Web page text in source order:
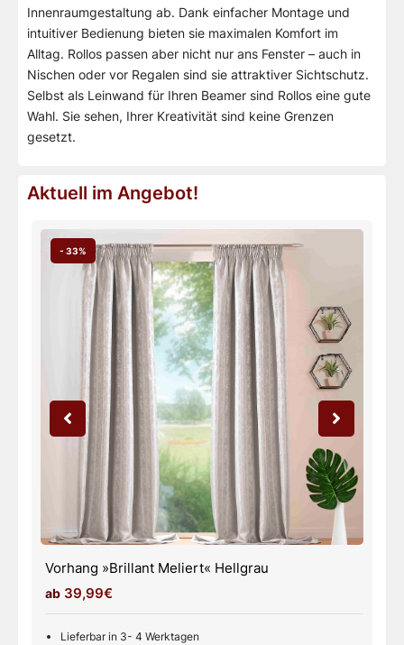
Innenraumgestaltung ab. Dank einfacher Montage und
intuitiver Bedienung bieten sie maximalen Komfort im
Alltag. Rollos passen aber nicht nur ans Fenster – auch in
Nischen oder vor Regalen sind sie attraktiver Sichtschutz.
Selbst als Leinwand für Ihren Beamer sind Rollos eine gute
Wahl. Sie sehen, Ihrer Kreativität sind keine Grenzen
gesetzt.
Aktuell im Angebot!
- 33%
Vorhang »Brillant Meliert« Weiß
39,99€
Lieferbar in 3- 4 Werktagen